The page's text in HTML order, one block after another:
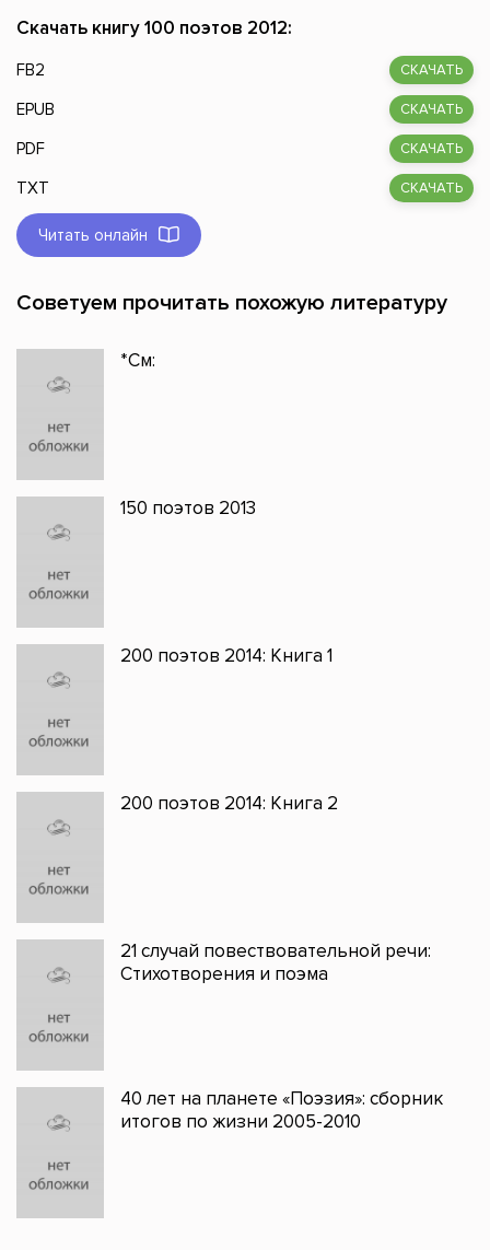
Скачать книгу 100 поэтов 2012:
FB2 СКАЧАТЬ
EPUB СКАЧАТЬ
PDF СКАЧАТЬ
TXT СКАЧАТЬ
Читать онлайн
Советуем прочитать похожую литературу
*См:
150 поэтов 2013
200 поэтов 2014: Книга 1
200 поэтов 2014: Книга 2
21 случай повествовательной речи:
Стихотворения и поэма
40 лет на планете «Поэзия»: сборник
итогов по жизни 2005-2010